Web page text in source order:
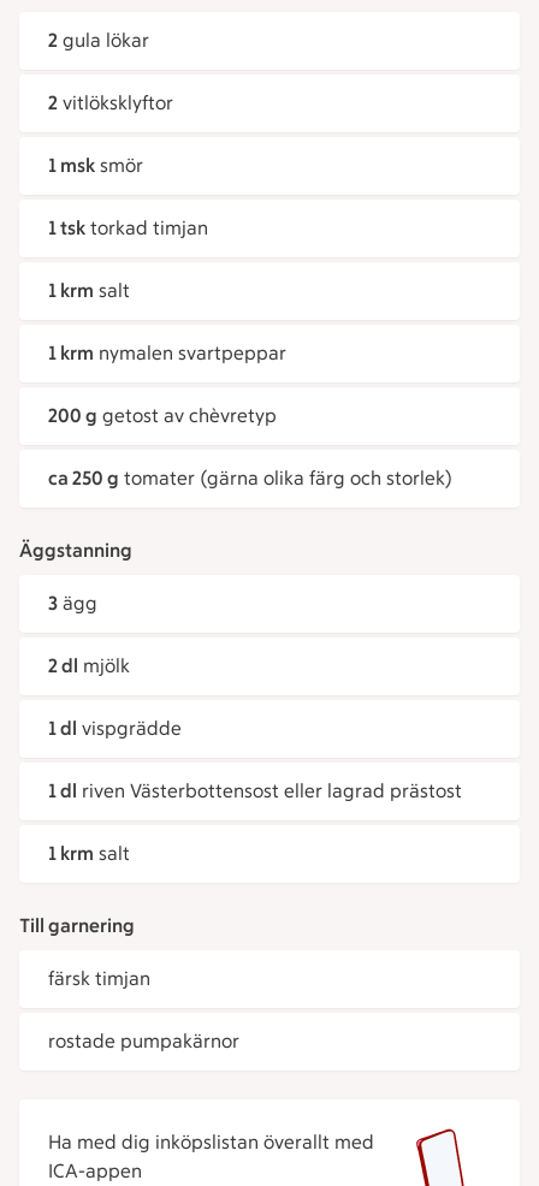
2 gula lökar
2 vitlöksklyftor
1 msk smör
1 tsk torkad timjan
1 krm salt
1 krm nymalen svartpeppar
200 g getost av chèvretyp
ca 250 g tomater (gärna olika färg och storlek)
Äggstanning
3 ägg
2 dl mjölk
1 dl vispgrädde
1 dl riven Västerbottensost eller lagrad prästost
1 krm salt
Till garnering
färsk timjan
rostade pumpakärnor
Ha med dig inköpslistan överallt med
ICA-appen